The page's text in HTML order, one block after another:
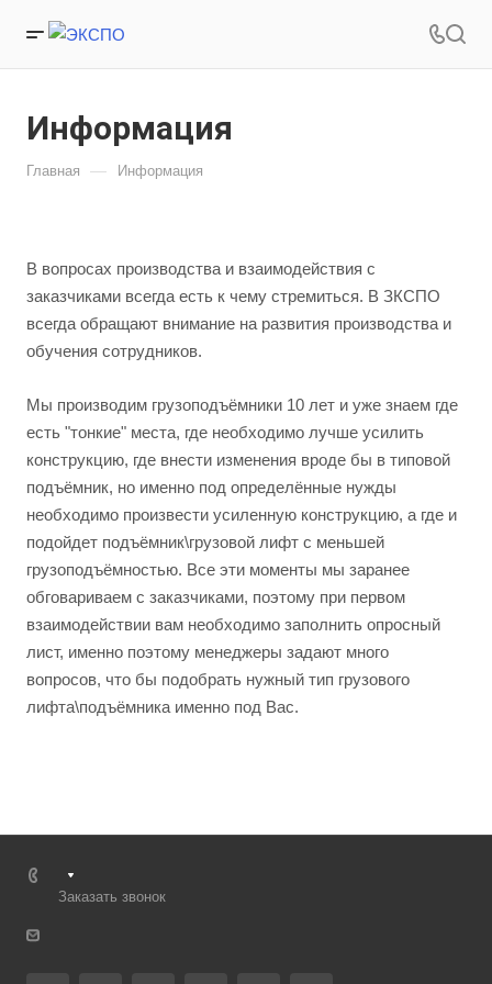
Информация
Главная — Информация
В вопросах производства и взаимодействия с
заказчиками всегда есть к чему стремиться. В ЗКСПО
всегда обращают внимание на развития производства и
обучения сотрудников.
Мы производим грузоподъёмники 10 лет и уже знаем где
есть "тонкие" места, где необходимо лучше усилить
конструкцию, где внести изменения вроде бы в типовой
подъёмник, но именно под определённые нужды
необходимо произвести усиленную конструкцию, а где и
подойдет подъёмник\грузовой лифт с меньшей
грузоподъёмностью. Все эти моменты мы заранее
обговариваем с заказчиками, поэтому при первом
взаимодействии вам необходимо заполнить опросный
лист, именно поэтому менеджеры задают много
вопросов, что бы подобрать нужный тип грузового
лифта\подъёмника именно под Вас.
Заказать звонок